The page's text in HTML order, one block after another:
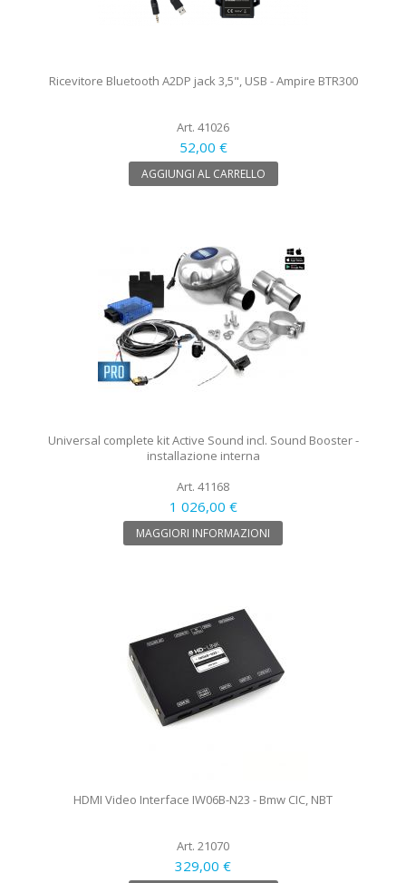
Ricevitore Bluetooth A2DP jack 3,5", USB - Ampire BTR300
Art. 41026
52,00 €
AGGIUNGI AL CARRELLO
Universal complete kit Active Sound incl. Sound Booster -
installazione interna
Art. 41168
1 026,00 €
MAGGIORI INFORMAZIONI
HDMI Video Interface IW06B-N23 - Bmw CIC, NBT
Art. 21070
329,00 €